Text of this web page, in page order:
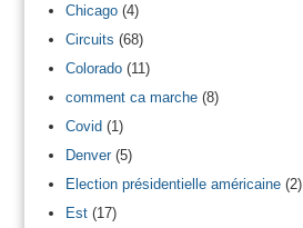
Chicago(4)
Circuits (68)
Colorado(11)
comment ca marche(8)
Covid(1)
Denver(5)
Election présidentielle américaine(2)
Est(17)